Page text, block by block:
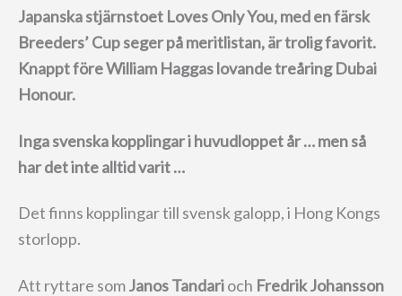
Japanska stjärnstoet Loves Only You, med en färsk
Breeders’ Cup seger på meritlistan, är trolig favorit.
Knappt före William Haggas lovande treåring Dubai
Honour.
Inga svenska kopplingar i huvudloppet år … men så
har det inte alltid varit …
Det finns kopplingar till svensk galopp, i Hong Kongs
storlopp.
Att ryttare somJanos Tandarioch Fredrik Johansson